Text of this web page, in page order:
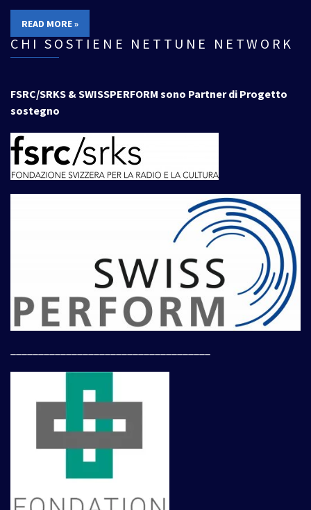
READ MORE »
CHI SOSTIENE NETTUNE NETWORK
FSRC/SRKS & SWISSPERFORM sono Partner di Progetto
sostegno